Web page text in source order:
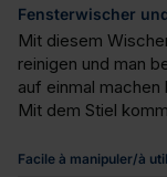
Fensterwischer
Mit diesem
reinigen und man
auf einmal machen
Mit dem Stiel
Facile à manipuler/à